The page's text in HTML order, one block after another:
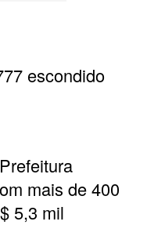
escondido
mais de 400
5,3 mil